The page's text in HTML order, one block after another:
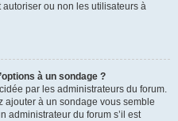
ou non les utilisateurs à
à un sondage ?
par les administrateurs du forum.
ajouter à un sondage vous semble
administrateur du forum s’il est